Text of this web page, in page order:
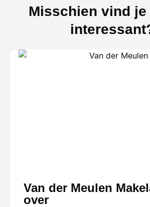
Misschien vind
Van der Meulen
over